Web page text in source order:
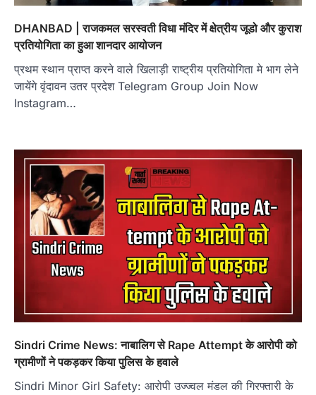
DHANBAD | राजकमल सरस्वती विधा मंदिर में क्षेत्रीय जूडो और कुराश
प्रतियोगिता का हुआ शानदार आयोजन
प्रथम स्थान प्राप्त करने वाले खिलाड़ी राष्ट्रीय प्रतियोगिता मे भाग लेने
जायेंगे वृंदावन उतर प्रदेश Telegram Group Join Now
Instagram…
Sindri Crime News: नाबालिग से Rape Attempt के आरोपी को
ग्रामीणों ने पकड़कर किया पुलिस के हवाले
Sindri Minor Girl Safety: आरोपी उज्ज्वल मंडल की गिरफ्तारी के